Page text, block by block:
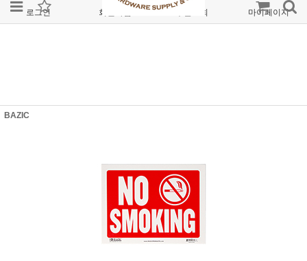
로그인 회원가입 주문조회 마이페이지
BAZIC